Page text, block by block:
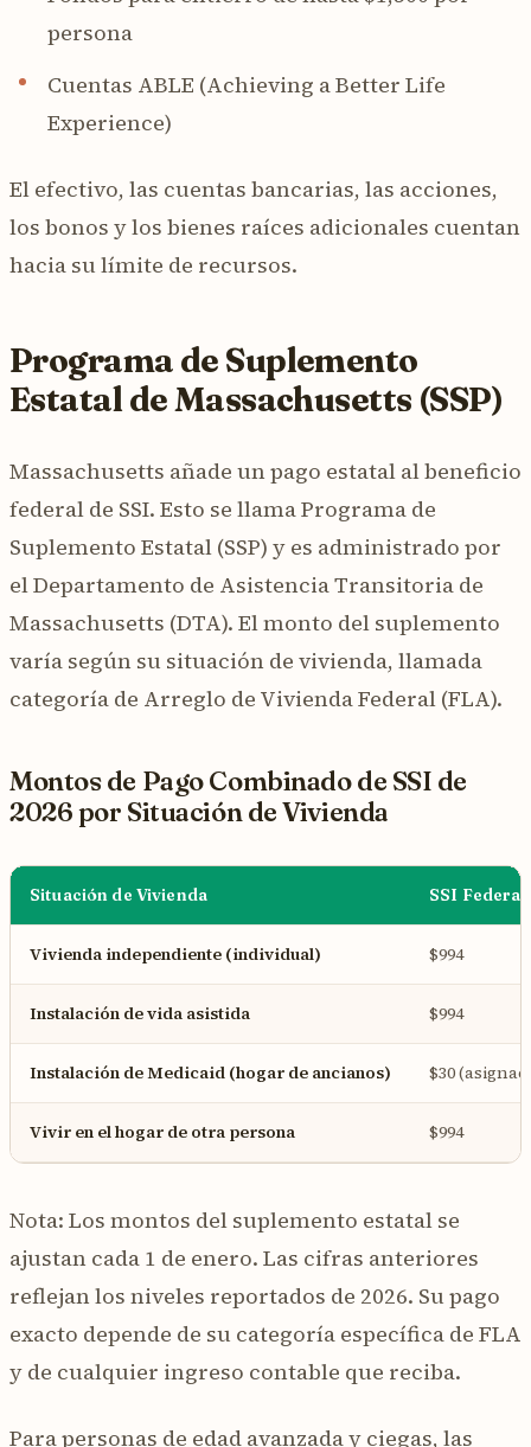
persona
Cuentas ABLE (Achieving a Better Life
Experience)
El efectivo, las cuentas bancarias, las acciones,
los bonos y los bienes raíces adicionales cuentan
hacia su límite de recursos.
Programa de Suplemento
Estatal de Massachusetts (SSP)
Massachusetts añade un pago estatal al beneficio
federal de SSI. Esto se llama Programa de
Suplemento Estatal (SSP) y es administrado por
el Departamento de Asistencia Transitoria de
Massachusetts (DTA). El monto del suplemento
varía según su situación de vivienda, llamada
categoría de Arreglo de Vivienda Federal (FLA).
Montos de Pago Combinado de SSI de
2026 por Situación de Vivienda
Situación de Vivienda SSI Federal
Vivienda independiente (individual) $994
Instalación de vida asistida $994
Instalación de Medicaid (hogar de ancianos) $30
Vivir en el hogar de otra persona $994
Nota: Los montos del suplemento estatal se
ajustan cada 1 de enero. Las cifras anteriores
reflejan los niveles reportados de 2026. Su pago
exacto depende de su categoría específica de FLA
y de cualquier ingreso contable que reciba.
Para personas de edad avanzada y ciegas, las